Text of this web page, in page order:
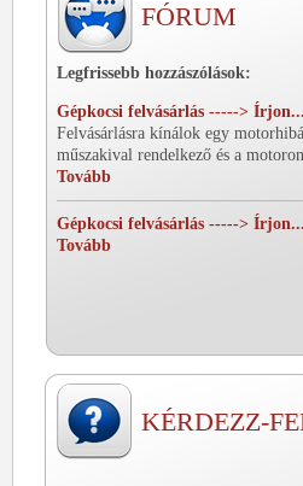
FÓRUM
Legfrissebb hozzászólások:
Gépkocsi felvásárlás -----> Írjon...
Felvásárlásra kínálok egy
műszakival rendelkező és a
Tovább
Gépkocsi felvásárlás -----> Írjon...
Tovább
KÉRDEZZ-